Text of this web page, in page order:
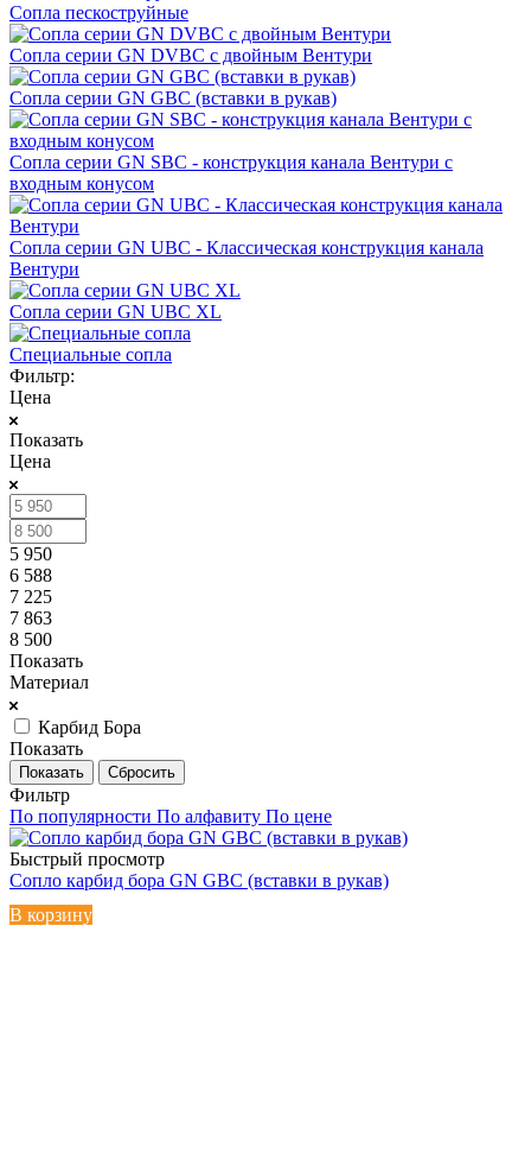
Сопла пескоструйные
Сопла серии GN DVBC с двойным Вентури
Сопла серии GN GBC (вставки в рукав)
Сопла серии GN SBC - конструкция канала Вентури c
входным конусом
Сопла серии GN UBC - Классическая конструкция канала
Вентури
Сопла серии GN UBC XL
Специальные сопла
Фильтр:
Цена
Показать
Цена
5 950
6 588
7 225
7 863
8 500
Показать
Материал
Карбид Бора
Показать
Сбросить
Фильтр
По популярности По алфавиту По цене
Быстрый просмотр
Сопло карбид бора GN GBC (вставки в рукав)
В корзину